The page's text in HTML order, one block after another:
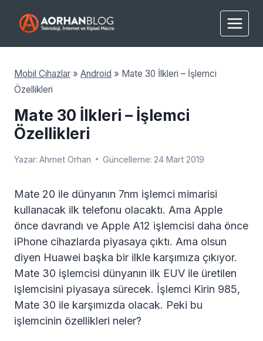
Mobil Cihazlar » Android » Mate 30 İlkleri – İşlemci
Özellikleri
Mate 30 İlkleri – İşlemci
Özellikleri
Yazar: Ahmet Orhan Güncelleme: 24 Mart 2019
Mate 20 ile dünyanın 7nm işlemci mimarisi
kullanacak ilk telefonu olacaktı. Ama Apple
önce davrandı ve Apple A12 işlemcisi daha önce
iPhone cihazlarda piyasaya çıktı. Ama olsun
diyen Huawei başka bir ilkle karşımıza çıkıyor.
Mate 30 işlemcisi dünyanın ilk EUV ile üretilen
işlemcisini piyasaya sürecek. İşlemci Kirin 985,
Mate 30 ile karşımızda olacak. Peki bu
işlemcinin özellikleri neler?